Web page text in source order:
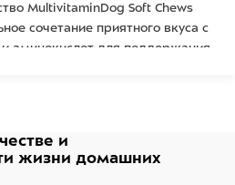
MultivitaminDog Soft Chews
сочетание приятного вкуса с
аминокислот для поддержания
поддержат оптимальный
в кишечнике, которая
и
жизни домашних